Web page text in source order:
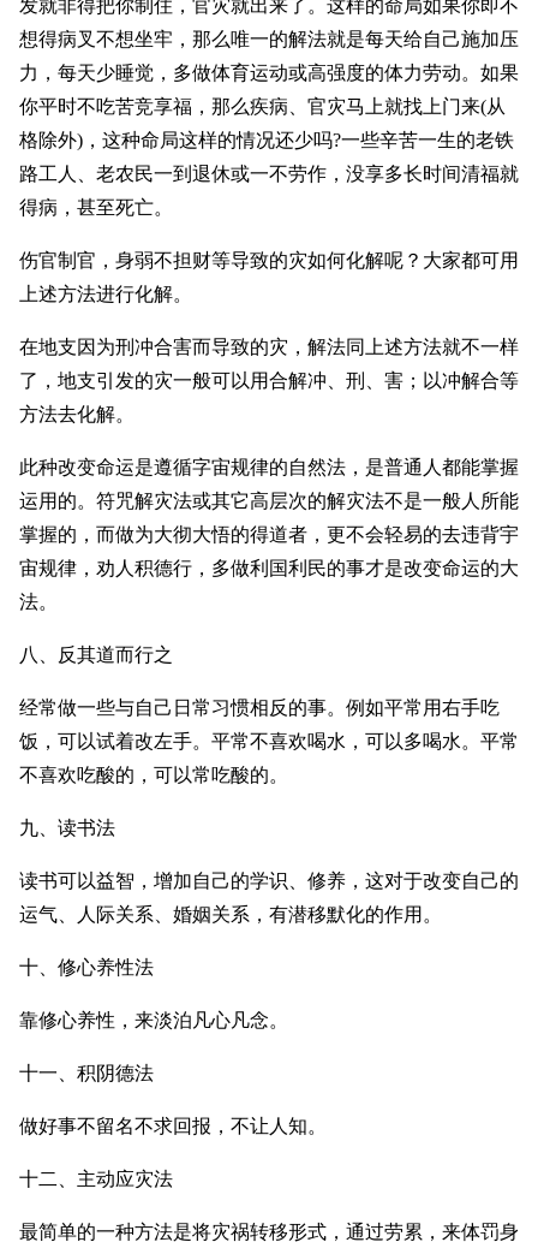
发就非得把你制住，官灾就出来了。这样的命局如果你即不
想得病叉不想坐牢，那么唯一的解法就是每天给自己施加压
力，每天少睡觉，多做体育运动或高强度的体力劳动。如果
你平时不吃苦竞享福，那么疾病、官灾马上就找上门来(从
格除外)，这种命局这样的情况还少吗?一些辛苦一生的老铁
路工人、老农民一到退休或一不劳作，没享多长时间清福就
得病，甚至死亡。
伤官制官，身弱不担财等导致的灾如何化解呢？大家都可用
上述方法进行化解。
在地支因为刑冲合害而导致的灾，解法同上述方法就不一样
了，地支引发的灾一般可以用合解冲、刑、害；以冲解合等
方法去化解。
此种改变命运是遵循字宙规律的自然法，是普通人都能掌握
运用的。符咒解灾法或其它高层次的解灾法不是一般人所能
掌握的，而做为大彻大悟的得道者，更不会轻易的去违背宇
宙规律，劝人积德行，多做利国利民的事才是改变命运的大
法。
八、反其道而行之
经常做一些与自己日常习惯相反的事。例如平常用右手吃
饭，可以试着改左手。平常不喜欢喝水，可以多喝水。平常
不喜欢吃酸的，可以常吃酸的。
九、读书法
读书可以益智，增加自己的学识、修养，这对于改变自己的
运气、人际关系、婚姻关系，有潜移默化的作用。
十、修心养性法
靠修心养性，来淡泊凡心凡念。
十一、积阴德法
做好事不留名不求回报，不让人知。
十二、主动应灾法
最简单的一种方法是将灾祸转移形式，通过劳累，来体罚身